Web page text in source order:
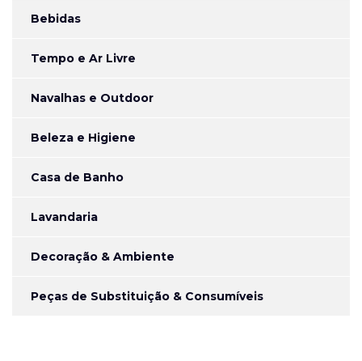
Bebidas
Tempo e Ar Livre
Navalhas e Outdoor
Beleza e Higiene
Casa de Banho
Lavandaria
Decoração & Ambiente
Peças de Substituição & Consumíveis